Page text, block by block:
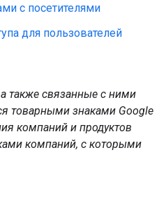
с посетителями
для пользователей
также связанные с ними
товарными знаками Google
компаний и продуктов
компаний, с которыми